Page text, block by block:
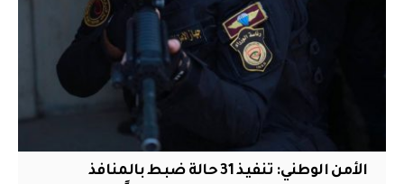
الأمن الوطني: تنفيذ 31 حالة ضبط بالمنافذ